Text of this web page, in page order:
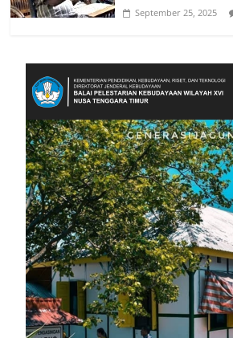
September 25, 2025